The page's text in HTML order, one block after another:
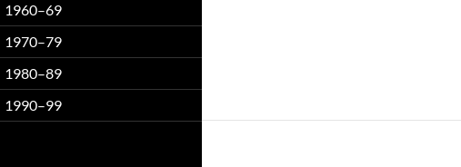
1960–69
1970–79
1980–89
1990–99